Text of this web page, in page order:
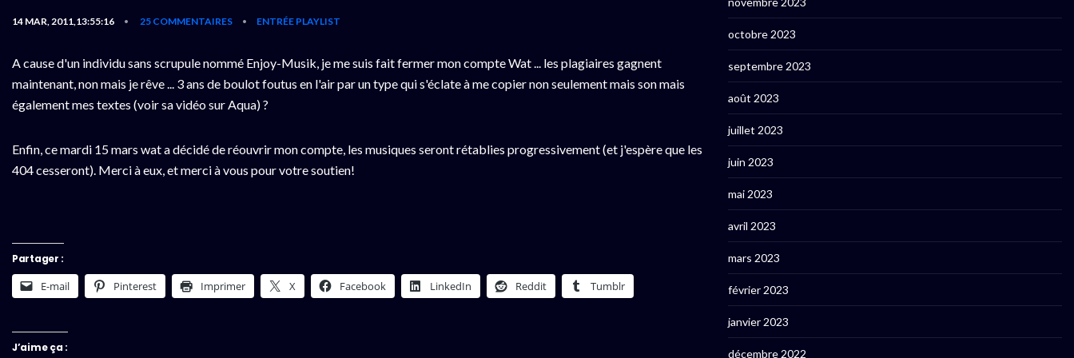
14 MAR, 2011,13:55:16 • 25 COMMENTAIRES • ENTRÉE PLAYLIST
A cause d'un individu sans scrupule nommé Enjoy-Musik, je me suis fait fermer mon compte Wat ... les plagiaires gagnent
maintenant, non mais je rêve ... 3 ans de boulot foutus en l'air par un type qui s'éclate à me copier non seulement mais son mais
également mes textes (voir sa vidéo sur Aqua) ?
Enfin, ce mardi 15 mars wat a décidé de réouvrir mon compte, les musiques seront rétablies progressivement (et j'espère que les
404 cesseront). Merci à eux, et merci à vous pour votre soutien!
Partager :
E-mail Pinterest Imprimer X Facebook LinkedIn Reddit Tumblr
J’aime ça :
octobre 2023
septembre 2023
août 2023
juillet 2023
juin 2023
mai 2023
avril 2023
mars 2023
février 2023
janvier 2023
décembre 2022